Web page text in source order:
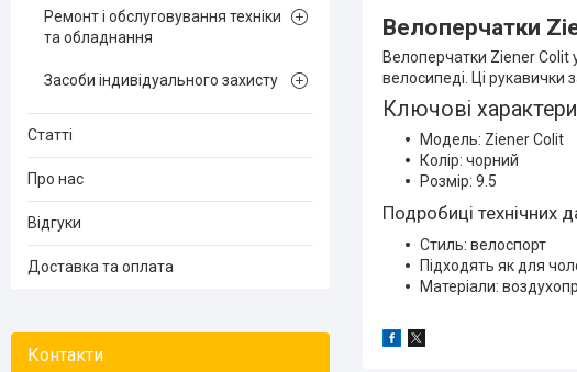
Велоперчатки
Велоперчатки Ziener Colit
велосипеді. Ці рукавички
Ключові
Модель: Ziener Colit
Колір: чорний
Розмір: 9.5
Подробиці технічних
Стиль: велоспорт
Підходять як для
Матеріали:
Ремонт і обслуговування техніки
та обладнання
Засоби індивідуального захисту
Статті
Про нас
Відгуки
Доставка та оплата